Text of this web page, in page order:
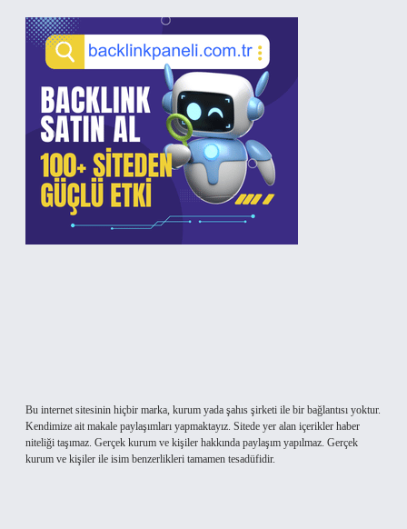
Bu internet sitesinin hiçbir marka, kurum yada şahıs şirketi ile bir bağlantısı yoktur.
Kendimize ait makale paylaşımları yapmaktayız. Sitede yer alan içerikler haber
niteliği taşımaz. Gerçek kurum ve kişiler hakkında paylaşım yapılmaz. Gerçek
kurum ve kişiler ile isim benzerlikleri tamamen tesadüfidir.